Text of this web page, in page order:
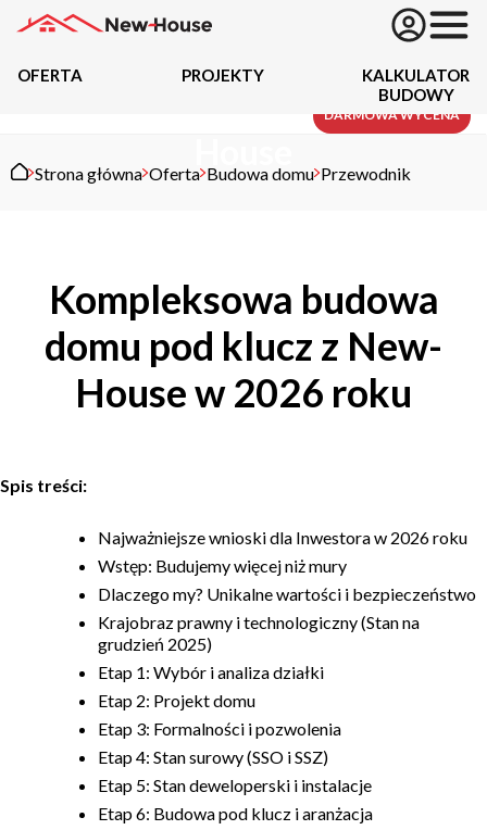
Kredyty
Dokumentacja
20489Projektów z wyceną
Rezydencje
Rozbudowa
Budynki biurowe
OFERTA PROJEKTY
KALKULATOR
BUDOWY
Budowa domu z New-
Strona główna Oferta Budowa domu Przewodnik
Kompleksowa budowa
domu pod klucz z New-
House w 2026 roku
Spis treści:
Najważniejsze wnioski dla Inwestora w 2026 roku
Wstęp: Budujemy więcej niż mury
Dlaczego my? Unikalne wartości i bezpieczeństwo
Krajobraz prawny i technologiczny (Stan na
grudzień 2025)
Etap 1: Wybór i analiza działki
Etap 2: Projekt domu
Etap 3: Formalności i pozwolenia
Etap 4: Stan surowy (SSO i SSZ)
Etap 5: Stan deweloperski i instalacje
Etap 6: Budowa pod klucz i aranżacja
DARMOWA WYCENA